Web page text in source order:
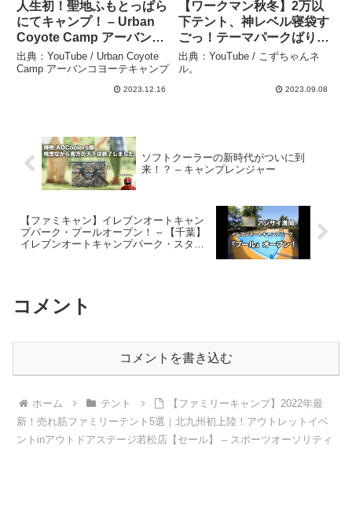
人生初！聖地ふもとっぱら
にてキャンプ！ – Urban
Coyote Camp アーバンコ
ヨーテキャンプ
出典：YouTube / Urban Coyote
Camp アーバンコヨーテキャンプ
2023.12.16
【ワークマン秋冬】2万以
下テント、神レベル寝袋す
ごっ！テーマパークばりの
イベント最後めっちゃビビ
ってんけど！ – こずちゃん
出典：YouTube / こずちゃんネ
ル。
2023.09.08
ソフトクーラーの新時代がついに到
来！？ – キャンプレンジャー
【ファミキャン】イレブンオートキャン
プパーク・プールオープン！ – 【千葉】
イレブンオートキャンプパーク・スタッ
コメント
コメントを書き込む
ホーム テント
【ファミリーキャンプ】2022年最
新！売れ筋ファミリーテント5選｜北九州初上陸！アウトレットイベ
ントinアウトドアステージ若松店【セール】 – スポーツオーソリティ